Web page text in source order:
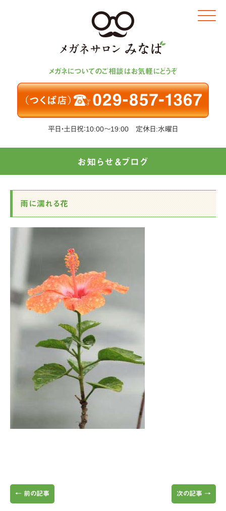
メガネについてのご相談はお気軽にどうぞ
平日・土日祝：10:00～19:00 定休日:水曜日
Click
お知らせ＆ブログ
雨に濡れる花
← 前の記事 次の記事 →